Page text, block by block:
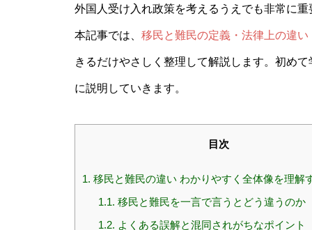
外国人受け入れ政策を考えるうえでも非常に重
本記事では、 移民と難民の定義・法律上の違
きるだけやさしく整理して解説します。初め
に説明していきます。
目次
1. 移民と難民の違い わかりやすく全体像を理解
1.1. 移民と難民を一言で言うとどう違うのか
1.2. よくある誤解と混同されがちなポイント